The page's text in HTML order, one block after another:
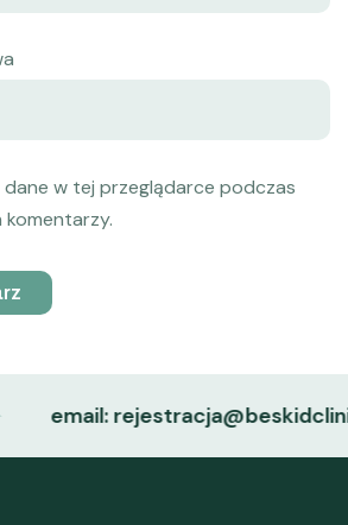
dane w tej przeglądarce podczas
komentarzy.
email: rejestracja@beskidclinic.pl